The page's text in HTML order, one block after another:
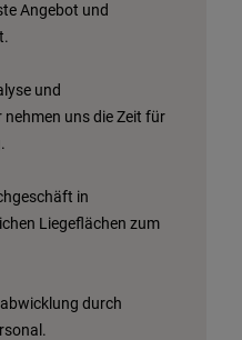
im Hotel
Angebot und
und
uns die Zeit für
in
Liegeflächen zum
durch